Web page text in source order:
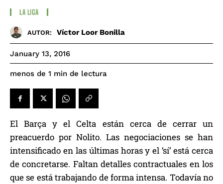
LA LIGA
AUTOR: Víctor Loor Bonilla
January 13, 2016
menos de 1 min de lectura
El Barça y el Celta están cerca de cerrar un
preacuerdo por Nolito. Las negociaciones se han
intensificado en las últimas horas y el ‘sí’ está cerca
de concretarse. Faltan detalles contractuales en los
que se está trabajando de forma intensa. Todavía no